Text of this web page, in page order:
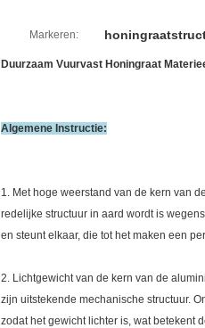
Markeren:
Duurzaam Vuurvast Honingraat
Algemene Instructie:
1. Met hoge weerstand van de kern van
redelijke structuur in aard wordt is
en steunt elkaar, die tot het maken een
2. Lichtgewicht van de kern van de
zijn uitstekende mechanische structuur.
zodat het gewicht lichter is, wat betekent